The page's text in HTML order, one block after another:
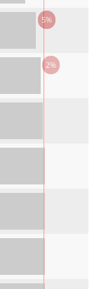
5%
2%